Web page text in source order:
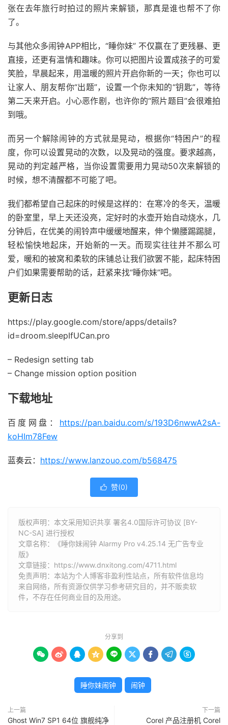
张在去年旅行时拍过的照片来解锁，那真是谁也帮不了你
了。
与其他众多闹钟APP相比，“睡你妹” 不仅赢在了更残暴、更
直接，还更有温情和趣味。你可以把图片设置成孩子的可爱
笑脸，早晨起来，用温暖的照片开启你新的一天；你也可以
让家人、朋友帮你“出题”，设置一个你未知的“钥匙”，等待
第二天来开启。小心恶作剧，也许你的“照片题目”会很难拍
到哦。
而另一个解除闹钟的方式就是晃动，根据你“特困户”的程
度，你可以设置晃动的次数，以及晃动的强度。要求越高，
晃动的判定越严格，当你设置需要用力晃动50次来解锁的
时候，想不清醒都不可能了吧。
我们都希望自己起床的时候是这样的：在寒冷的冬天，温暖
的卧室里，早上天还没亮，定好时的水壶开始自动烧水，几
分钟后，在优美的闹铃声中缓缓地醒来，伸个懒腰踢踢腿，
轻松愉快地起床，开始新的一天。而现实往往并不那么可
爱，暖和的被窝和柔软的床铺总让我们欲罢不能，起床特困
户们如果需要帮助的话，赶紧来找“睡你妹”吧。
更新日志
https://play.google.com/store/apps/details?
id=droom.sleepIfUCan.pro
– Redesign setting tab
– Change mission option position
下载地址
百度网盘： https://pan.baidu.com/s/193D6nwwA2sA-
koHIm78Few
蓝奏云： https://www.lanzouo.com/b568475
 赞(0)
版权声明：本文采用知识共享 署名4.0国际许可协议 [BY-
NC-SA] 进行授权
文章名称：《睡你妹闹钟 Alarmy Pro v4.25.14 无广告专业
版》
文章链接： https://www.dnxitong.com/4711.html
免责声明：本站为个人博客非盈利性站点，所有软件信息均
来自网络，所有资源仅供学习参考研究目的，并不贩卖软
件，不存在任何商业目的及用途。
分享到
        
睡你妹闹钟 闹钟
上一篇
Ghost Win7 SP1 64位 旗舰纯净
下一篇
Corel 产品注册机 Corel